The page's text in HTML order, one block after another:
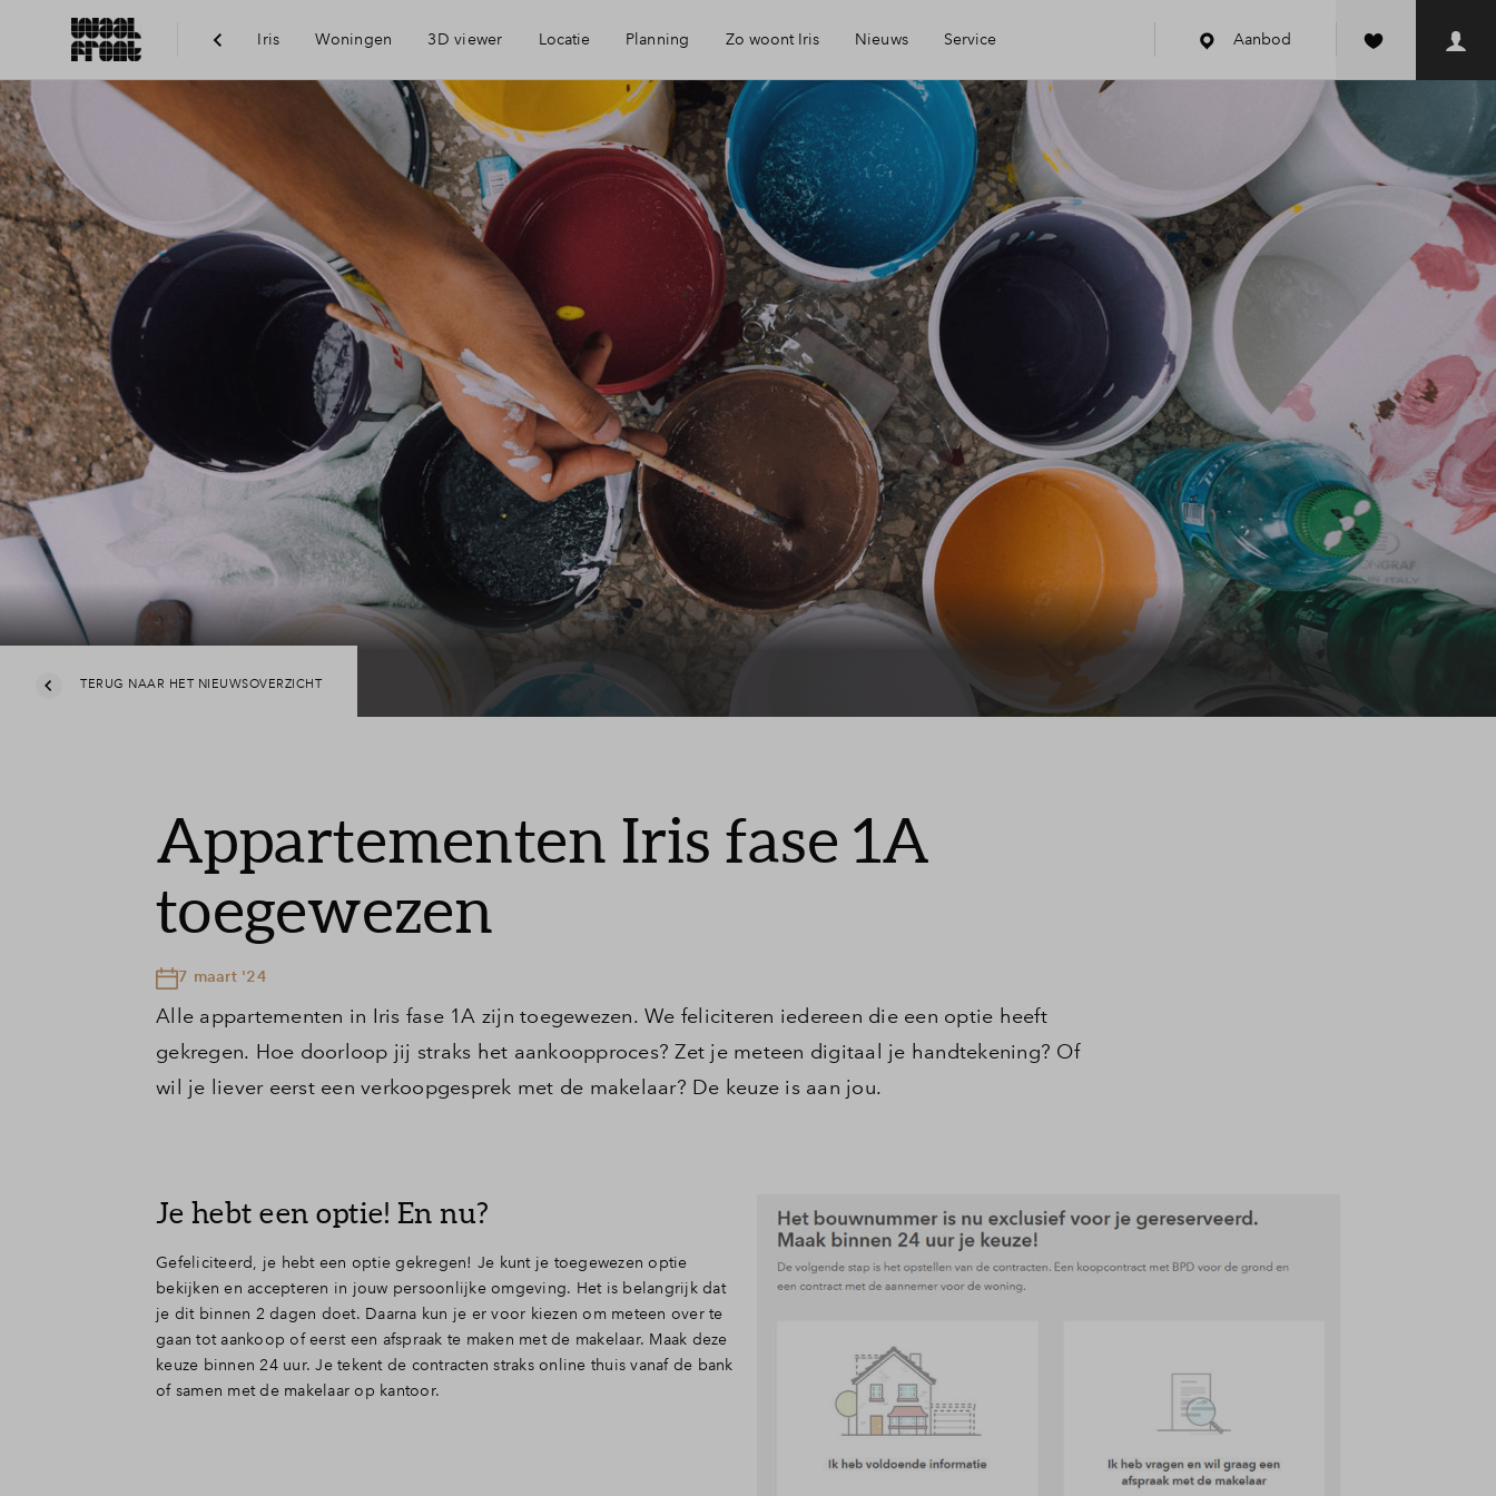
Iris Woningen 3D viewer Locatie
Bereikbaarheid
Voorzieningen
Visie
Duurzaamheid
Nijmegen
Planning Zo woont Iris
Keuken: Iris by Huysinc
Keuken: Iris by Siematic
Blog: Iris verhuist
Parkeren: zo werkt het in Iris
Nieuws Service
Mijn Eigen Huis
Financiele check
Financiering
Toewijzing
Woning kopen
Leeswijzer
Veelgestelde vragen
Aanbod
TERUG NAAR HET NIEUWSOVERZICHT
Appartementen Iris fase 1A
toegewezen
7 maart '24
Alle appartementen in Iris fase 1A zijn toegewezen. We feliciteren iedereen die een optie heeft
gekregen. Hoe doorloop jij straks het aankoopproces? Zet je meteen digitaal je handtekening? Of
wil je liever eerst een verkoopgesprek met de makelaar? De keuze is aan jou.
Je hebt een optie! En nu?
Gefeliciteerd, je hebt een optie gekregen! Je kunt je toegewezen optie
bekijken en accepteren in jouw persoonlijke omgeving. Het is belangrijk dat
je dit binnen 2 dagen doet. Daarna kun je er voor kiezen om meteen over te
gaan tot aankoop of eerst een afspraak te maken met de makelaar. Maak deze
keuze binnen 24 uur. Je tekent de contracten straks online thuis vanaf de bank
of samen met de makelaar op kantoor.